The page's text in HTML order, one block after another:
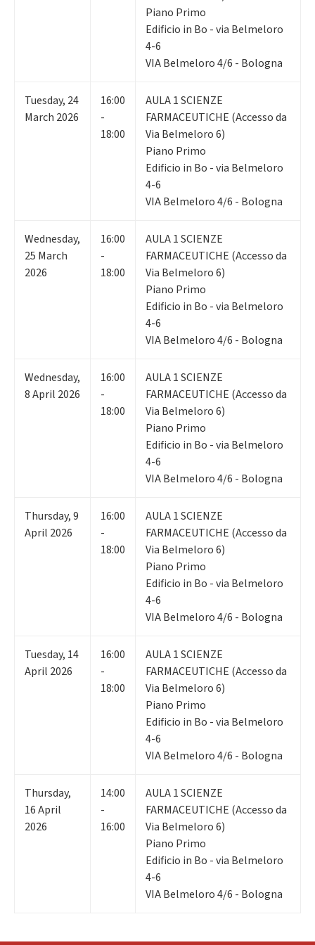
Piano Primo
Edificio in Bo - via Belmeloro
4-6
VIA Belmeloro 4/6 - Bologna
Tuesday, 24
March 2026
16:00
-
18:00
AULA 1 SCIENZE
FARMACEUTICHE (Accesso da
Via Belmeloro 6)
Piano Primo
Edificio in Bo - via Belmeloro
4-6
VIA Belmeloro 4/6 - Bologna
Wednesday,
25 March
2026
16:00
-
18:00
AULA 1 SCIENZE
FARMACEUTICHE (Accesso da
Via Belmeloro 6)
Piano Primo
Edificio in Bo - via Belmeloro
4-6
VIA Belmeloro 4/6 - Bologna
Wednesday,
8April 2026
16:00
-
18:00
AULA 1 SCIENZE
FARMACEUTICHE (Accesso da
Via Belmeloro 6)
Piano Primo
Edificio in Bo - via Belmeloro
4-6
VIA Belmeloro 4/6 - Bologna
Thursday,9
April 2026
16:00
-
18:00
AULA 1 SCIENZE
FARMACEUTICHE (Accesso da
Via Belmeloro 6)
Piano Primo
Edificio in Bo - via Belmeloro
4-6
VIA Belmeloro 4/6 - Bologna
Tuesday, 14
April 2026
16:00
-
18:00
AULA 1 SCIENZE
FARMACEUTICHE (Accesso da
Via Belmeloro 6)
Piano Primo
Edificio in Bo - via Belmeloro
4-6
VIA Belmeloro 4/6 - Bologna
Thursday,
16April
2026
14:00
-
16:00
AULA 1 SCIENZE
FARMACEUTICHE (Accesso da
Via Belmeloro 6)
Piano Primo
Edificio in Bo - via Belmeloro
4-6
VIA Belmeloro 4/6 - Bologna